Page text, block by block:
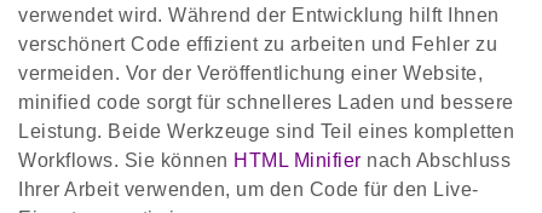
verwendet wird. Während der Entwicklung hilft Ihnen
verschönert Code effizient zu arbeiten und Fehler zu
vermeiden. Vor der Veröffentlichung einer Website,
minified code sorgt für schnelleres Laden und bessere
Leistung. Beide Werkzeuge sind Teil eines kompletten
Workflows. Sie können HTML Minifier nach Abschluss
Ihrer Arbeit verwenden, um den Code für den Live-